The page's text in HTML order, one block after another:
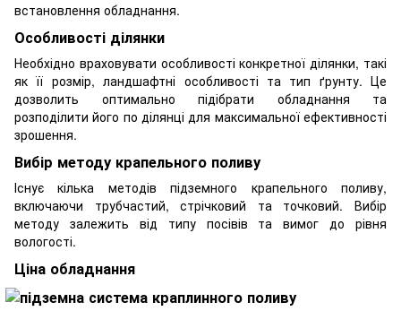
встановлення обладнання.
Особливості ділянки
Необхідно враховувати особливості конкретної ділянки, такі
як її розмір, ландшафтні особливості та тип ґрунту. Це
дозволить оптимально підібрати обладнання та
розподілити його по ділянці для максимальної ефективності
зрошення.
Вибір методу крапельного поливу
Існує кілька методів підземного крапельного поливу,
включаючи трубчастий, стрічковий та точковий. Вибір
методу залежить від типу посівів та вимог до рівня
вологості.
Ціна обладнання